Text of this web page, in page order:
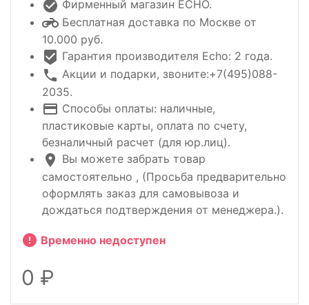
Фирменный магазин ECHO.
Бесплатная доставка по Москве от
10.000 руб.
Гарантия производителя Echo: 2 года.
Акции и подарки, звоните:+7(495)088-
2035.
Способы оплаты: наличные,
пластиковые карты, оплата по счету,
безналичный расчет (для юр.лиц).
Вы можете забрать товар
самостоятельно , (Просьба предварительно
оформлять заказ для самовывоза и
дождаться подтверждения от менеджера.).
Временно недоступен
0